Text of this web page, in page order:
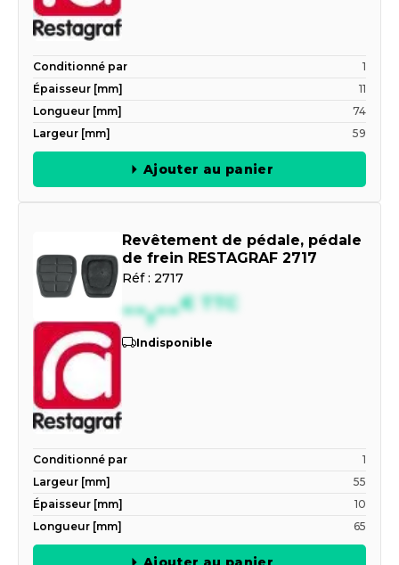
Conditionné par
1
Épaisseur [mm]
11
Longueur [mm]
74
Largeur [mm]
59
Ajouter au panier
Revêtement de pédale, pédale
de frein RESTAGRAF 2717
Réf : 2717
--,--€ TTC
Indisponible
Conditionné par
1
Largeur [mm]
55
Épaisseur [mm]
10
Longueur [mm]
65